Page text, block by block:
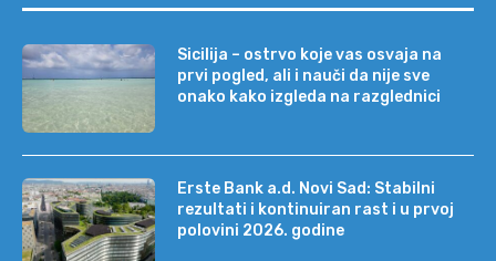
Sicilija – ostrvo koje vas osvaja na
prvi pogled, ali i nauči da nije sve
onako kako izgleda na razglednici
Erste Bank a.d. Novi Sad: Stabilni
rezultati i kontinuiran rast i u prvoj
polovini 2026. godine